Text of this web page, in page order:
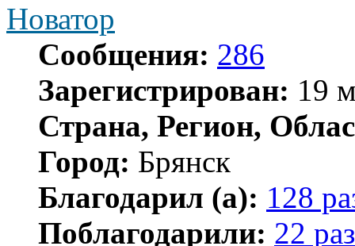
Новатор
Сообщения: 286
Зарегистрирован: 19
Страна, Регион,
Город: Брянск
Благодарил (а): 128
Поблагодарили: 22